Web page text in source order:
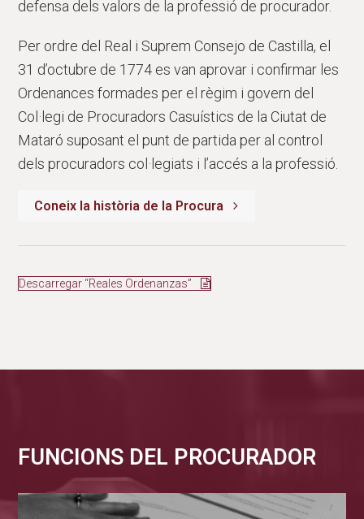
defensa dels valors de la professió de procurador.
Per ordre del Real i Suprem Consejo de Castilla, el
31 d’octubre de 1774 es van aprovar i confirmar les
Ordenances formades per el règim i govern del
Col·legi de Procuradors Casuístics de la Ciutat de
Mataró suposant el punt de partida per al control
dels procuradors col·legiats i l’accés a la professió.
Coneix la història de la Procura
Descarregar “Reales Ordenanzas”
FUNCIONS DEL PROCURADOR